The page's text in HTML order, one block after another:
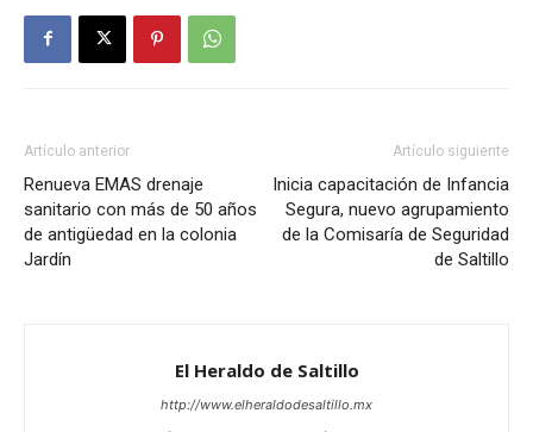
Artículo anterior
Renueva EMAS drenaje
sanitario con más de 50 años
de antigüedad en la colonia
Jardín
Artículo siguiente
Inicia capacitación de Infancia
Segura, nuevo agrupamiento
de la Comisaría de Seguridad
de Saltillo
El Heraldo de Saltillo
http://www.elheraldodesaltillo.mx